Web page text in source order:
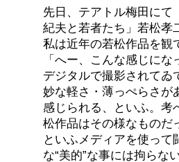
先日、テアトル梅田に
紀夫と若者たち」若松孝
私は近年の若松作品を観
「へー、こんな感じに
デジタルで撮影されてゐ
妙な軽さ・薄っぺらさが
感じられる、といふ。考
松作品はその様なものだ
といふメディアを使っ
な“美的”な事には拘らな